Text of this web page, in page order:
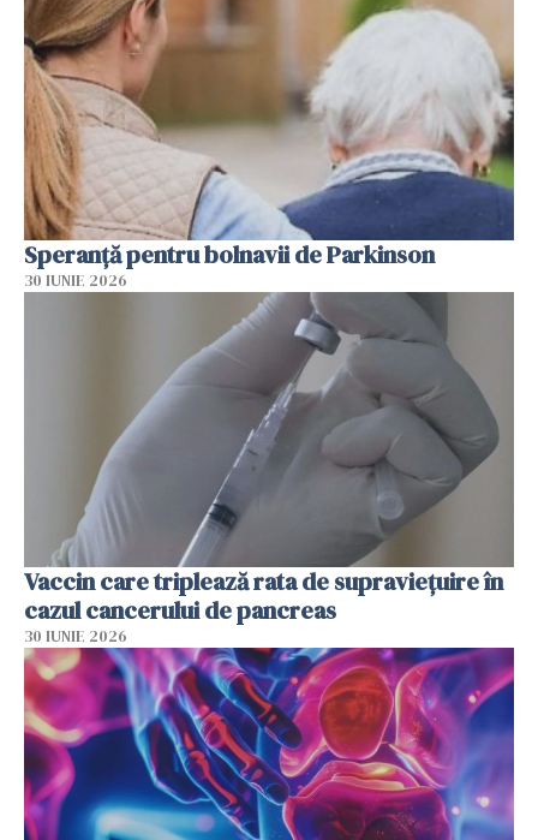
Speranță pentru bolnavii de Parkinson
30 IUNIE 2026
Vaccin care triplează rata de supraviețuire în
cazul cancerului de pancreas
30 IUNIE 2026